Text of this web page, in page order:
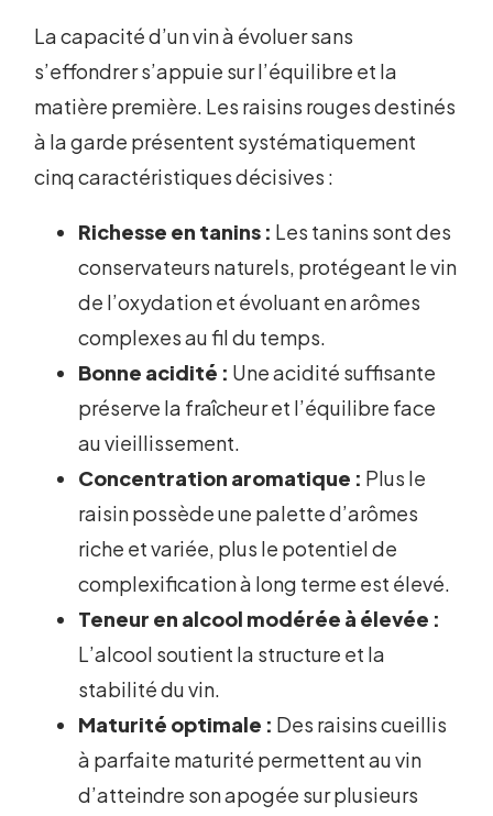
La capacité d’un vin à évoluer sans
s’effondrer s’appuie sur l’équilibre et la
matière première. Les raisins rouges destinés
à la garde présentent systématiquement
cinq caractéristiques décisives :
Richesse en tanins : Les tanins sont des
conservateurs naturels, protégeant le vin
de l’oxydation et évoluant en arômes
complexes au fil du temps.
Bonne acidité : Une acidité suffisante
préserve la fraîcheur et l’équilibre face
au vieillissement.
Concentration aromatique : Plus le
raisin possède une palette d’arômes
riche et variée, plus le potentiel de
complexification à long terme est élevé.
Teneur en alcool modérée à élevée :
L’alcool soutient la structure et la
stabilité du vin.
Maturité optimale : Des raisins cueillis
à parfaite maturité permettent au vin
d’atteindre son apogée sur plusieurs